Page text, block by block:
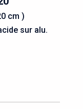
cm )
sur alu.